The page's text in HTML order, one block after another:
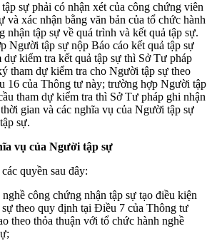
sự phải có nhận xét của công chứng viên
và xác nhận bằng văn bản của tổ chức hành
nhận tập sự về quá trình và kết quả tập sự.
Người tập sự nộp Báo cáo kết quả tập sự
dự kiểm tra kết quả tập sự thì Sở Tư pháp
tham dự kiểm tra cho Người tập sự theo
16 của Thông tư này; trường hợp Người tập
tham dự kiểm tra thì Sở Tư pháp ghi nhận
gian và các nghĩa vụ của Người tập sự
sự.
vụ của Người tập sự
quyền sau đây:
công chứng nhận tập sự tạo điều kiện
theo quy định tại Điều 7 của Thông tư
theo thỏa thuận với tổ chức hành nghề